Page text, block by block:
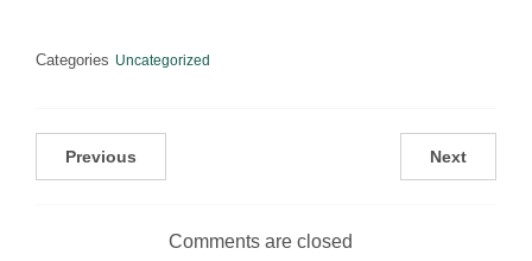
Categories Uncategorized
Previous Next
Comments are closed